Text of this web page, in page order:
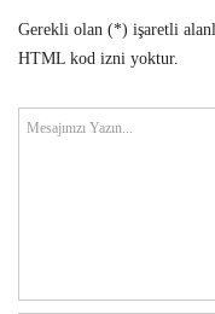
Gerekli olan (*) işaretli
HTML kod izni yoktur.